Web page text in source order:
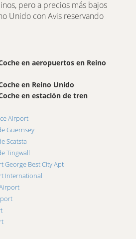
pero a precios más bajos
Unido con Avis reservando
en aeropuertos en Reino
en Reino Unido
en estación de tren
Airport
Guernsey
Scatsta
Tingwall
George Best City Apt
International